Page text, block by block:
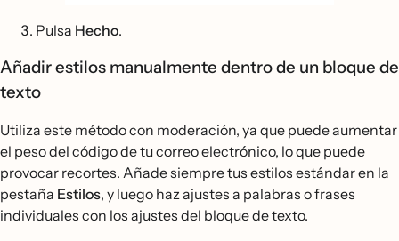
Pulsa Hecho.
Añadir estilos manualmente dentro de un bloque de
texto
Utiliza este método con moderación, ya que puede aumentar
el peso del código de tu correo electrónico, lo que puede
provocar recortes. Añade siempre tus estilos estándar en la
pestaña Estilos, y luego haz ajustes a palabras o frases
individuales con los ajustes del bloque de texto.